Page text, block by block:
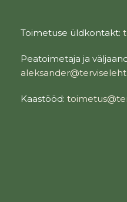
Toimetuse üldkontakt:
Peatoimetaja ja
Kaastööd: